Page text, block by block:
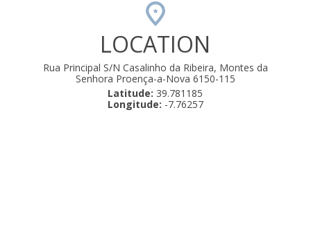
LOCATION
Rua Principal S/N Casalinho da Ribeira, Montes da
Senhora Proença-a-Nova 6150-115
Latitude: 39.781185
Longitude: -7.76257